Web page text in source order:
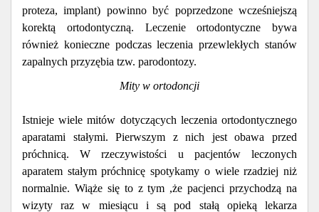
proteza, implant) powinno być poprzedzone wcześniejszą
korektą ortodontyczną. Leczenie ortodontyczne bywa
również konieczne podczas leczenia przewlekłych stanów
zapalnych przyzębia tzw. parodontozy.
Mity w ortodoncji
Istnieje wiele mitów dotyczących leczenia ortodontycznego
aparatami stałymi. Pierwszym z nich jest obawa przed
próchnicą. W rzeczywistości u pacjentów leczonych
aparatem stałym próchnicę spotykamy o wiele rzadziej niż
normalnie. Wiąże się to z tym ,że pacjenci przychodzą na
wizyty raz w miesiącu i są pod stałą opieką lekarza